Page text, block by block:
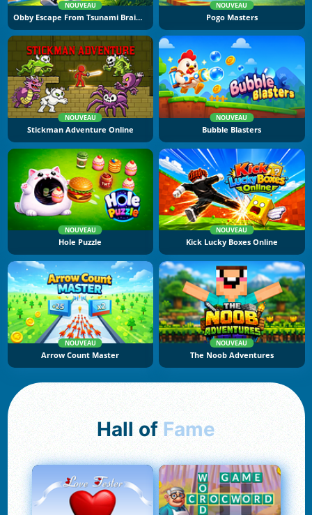
NOUVEAU
Obby Escape From Tsunami Brainrot
NOUVEAU
Pogo Masters
NOUVEAU
Stickman Adventure Online
NOUVEAU
Bubble Blasters
NOUVEAU
Hole Puzzle
NOUVEAU
Kick Lucky Boxes Online
NOUVEAU
Arrow Count Master
NOUVEAU
The Noob Adventures
Hall of Fame